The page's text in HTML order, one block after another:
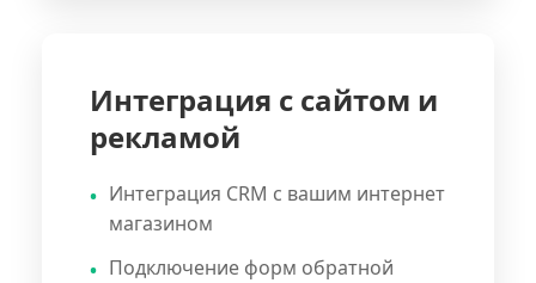
Интеграция с сайтом и
рекламой
Интеграция CRM с вашим интернет
магазином
Подключение форм обратной